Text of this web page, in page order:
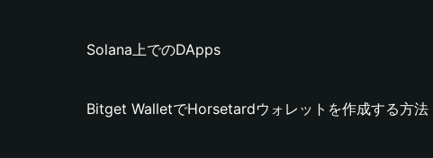
Solana上でのDApps
Bitget WalletでHorsetardウォレットを作成する方法